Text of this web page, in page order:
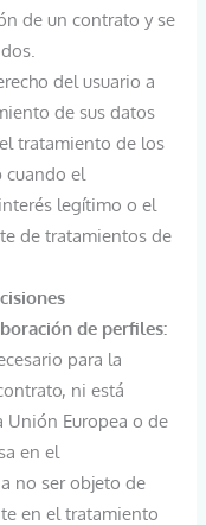
de un contrato y se
del usuario a
de sus datos
tratamiento de los
cuando el
legítimo o el
de tratamientos de
de perfiles:
para la
ni está
Unión Europea o de
en el
no ser objeto de
en el tratamiento